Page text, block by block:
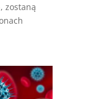
zostaną